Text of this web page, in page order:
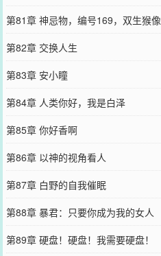
第81章 神忌物，编号169，双生猴像
第82章 交换人生
第83章 安小瞳
第84章 人类你好，我是白泽
第85章 你好香啊
第86章 以神的视角看人
第87章 白野的自我催眠
第88章 暴君：只要你成为我的女人
第89章 硬盘！硬盘！我需要硬盘！